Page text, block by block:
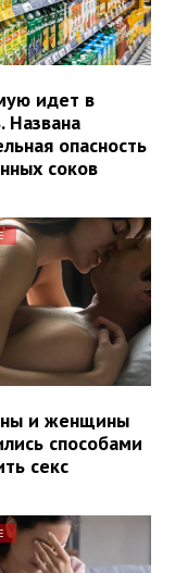
идет в
Названа
опасность
соков
и женщины
способами
секс